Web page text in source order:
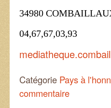
34980
04,67,67,03,93
Catégorie Pays à
commentaire